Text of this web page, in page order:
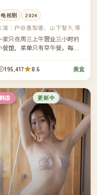
电视剧 2024
演： 户田惠梨香、山下智久 等
家只在周三上午营业三小时的
餐馆，菜单只有早午餐。每集
对家人言说的心事，由一道菜
他们说完。
195,417 8.6 美食
韩国 更新中